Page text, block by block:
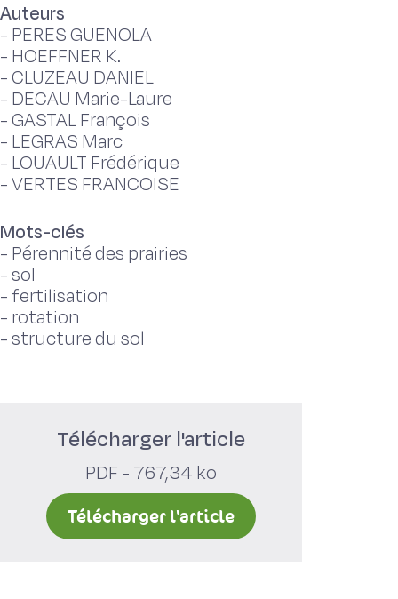
Auteurs
- PERES GUENOLA
- HOEFFNER K.
-CLUZEAU DANIEL
- DECAU Marie-Laure
-GASTAL François
- LEGRAS Marc
- LOUAULT Frédérique
-VERTES FRANCOISE
Mots-clés
- Pérennité des prairies
-sol
- fertilisation
- rotation
-structure du sol
Télécharger l'article
PDF - 767,34 ko
Télécharger l'article